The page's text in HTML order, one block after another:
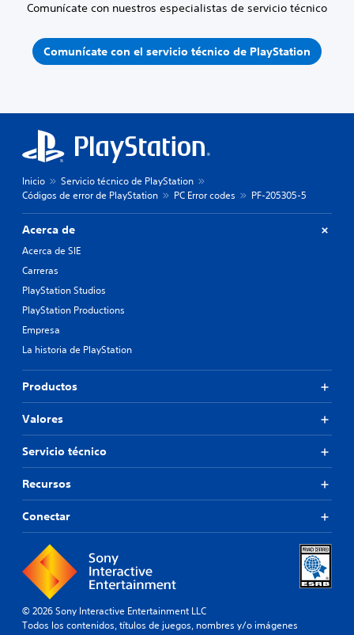
Comunícate con nuestros especialistas de servicio técnico
Comunícate con el servicio técnico de PlayStation
Inicio
Servicio técnico de PlayStation
Códigos de error de PlayStation
PC Error codes PF-205305-5
Acerca de
Acerca de SIE
Carreras
PlayStation Studios
PlayStation Productions
Empresa
La historia de PlayStation
Productos
Valores
Servicio técnico
Recursos
Conectar
© 2026 Sony Interactive Entertainment LLC
Todos los contenidos, títulos de juegos, nombres y/o imágenes